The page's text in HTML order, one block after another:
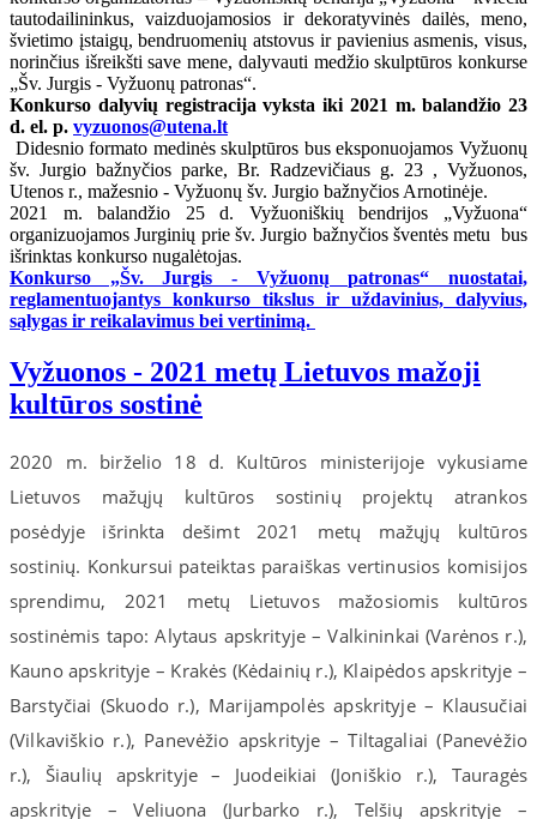
tautodailininkus, vaizduojamosios ir dekoratyvinės dailės, meno,
švietimo įstaigų, bendruomenių atstovus ir pavienius asmenis, visus,
norinčius išreikšti save mene, dalyvauti medžio skulptūros konkurse
„Šv. Jurgis - Vyžuonų patronas“.
Konkurso dalyvių registracija vyksta iki 2021 m. balandžio 23
d. el. p. vyzuonos@utena.lt
Didesnio formato medinės skulptūros bus eksponuojamos Vyžuonų
šv. Jurgio bažnyčios parke, Br. Radzevičiaus g. 23 , Vyžuonos,
Utenos r., mažesnio - Vyžuonų šv. Jurgio bažnyčios Arnotinėje.
2021 m. balandžio 25 d. Vyžuoniškių bendrijos „Vyžuona“
organizuojamos Jurginių prie šv. Jurgio bažnyčios šventės metu bus
išrinktas konkurso nugalėtojas.
Konkurso „Šv. Jurgis - Vyžuonų patronas“ nuostatai,
reglamentuojantys konkurso tikslus ir uždavinius, dalyvius,
sąlygas ir reikalavimus bei vertinimą.
Vyžuonos - 2021 metų Lietuvos mažoji
kultūros sostinė
2020 m. birželio 18 d. Kultūros ministerijoje vykusiame
Lietuvos mažųjų kultūros sostinių projektų atrankos
posėdyje išrinkta dešimt 2021 metų mažųjų kultūros
sostinių. Konkursui pateiktas paraiškas vertinusios komisijos
sprendimu, 2021 metų Lietuvos mažosiomis kultūros
sostinėmis tapo: Alytaus apskrityje – Valkininkai (Varėnos r.),
Kauno apskrityje – Krakės (Kėdainių r.), Klaipėdos apskrityje –
Barstyčiai (Skuodo r.), Marijampolės apskrityje – Klausučiai
(Vilkaviškio r.), Panevėžio apskrityje – Tiltagaliai (Panevėžio
r.), Šiaulių apskrityje – Juodeikiai (Joniškio r.), Tauragės
apskrityje – Veliuona (Jurbarko r.), Telšių apskrityje –